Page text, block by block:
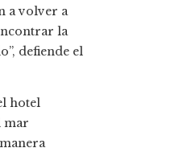
a volver a
la
defiende el